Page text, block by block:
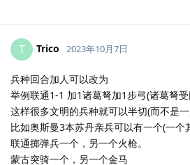
T Trico 2023年10月7日
兵种回合加人可以改为
举例联通1-1 加1诸葛弩加1步弓(诸葛弩
这样很多文明的兵种就可以半切(而不是
比如奥斯曼3本苏丹亲兵可以有一个(一个
联通掷弹兵一个，另一个火枪。
蒙古突骑一个，另一个金马